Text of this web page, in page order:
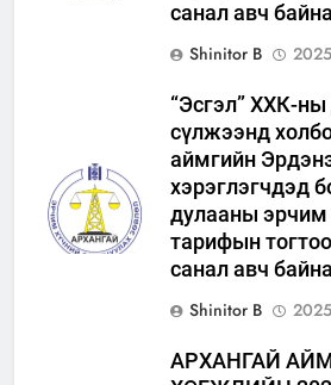
санал авч
Shinitor B
“Эсгэл” ХХК-ны
сүлжээнд
аймгийн
хэрэглэгчдэд
дулааны эрчим
тарифын
санал авч
Shinitor B
АРХАНГАЙ